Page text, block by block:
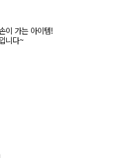
이 가는 아이템!
니다~